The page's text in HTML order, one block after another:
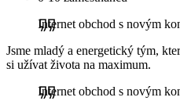
Internet obchod s novým
Jsme mladý a energetický tým,
si užívat života na maximum.
Internet obchod s novým